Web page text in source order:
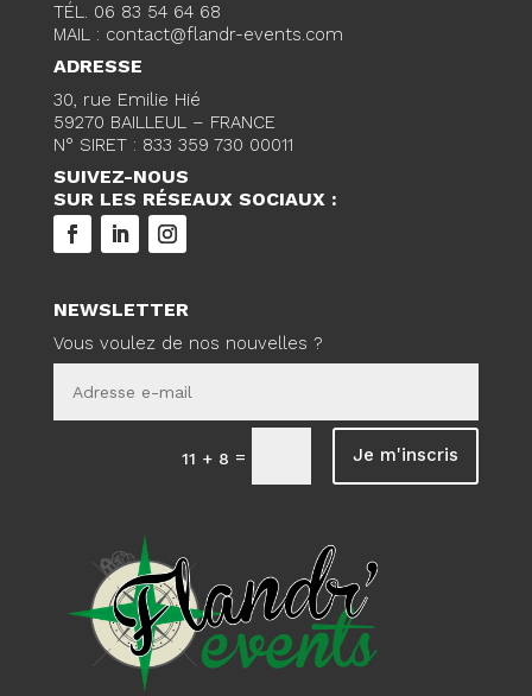
TÉL. 06 83 54 64 68
MAIL : contact@flandr-events.com
ADRESSE
30, rue Emilie Hié
59270 BAILLEUL – FRANCE
N° SIRET : 833 359 730 00011
SUIVEZ-NOUS
SUR LES RÉSEAUX SOCIAUX :
NEWSLETTER
Vous voulez de nos nouvelles ?
11 + 8 = Je m'inscris